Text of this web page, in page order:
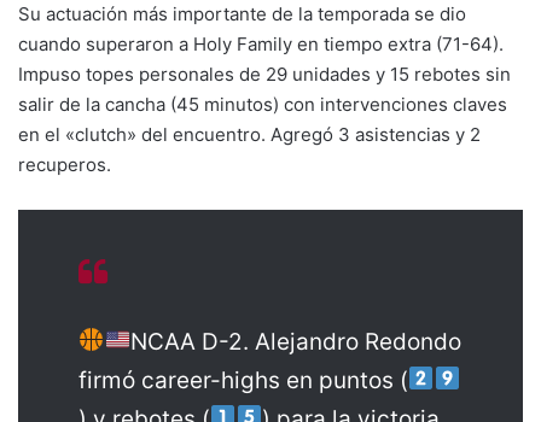
Su actuación más importante de la temporada se dio
cuando superaron a Holy Family en tiempo extra (71-64).
Impuso topes personales de 29 unidades y 15 rebotes sin
salir de la cancha (45 minutos) con intervenciones claves
en el «clutch» del encuentro. Agregó 3 asistencias y 2
recuperos.
NCAA D-2. Alejandro Redondo
firmó career-highs en puntos (